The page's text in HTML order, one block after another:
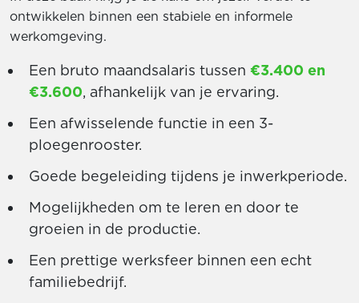
ontwikkelen binnen een stabiele en informele
werkomgeving.
Een bruto maandsalaris tussen €3.400 en
€3.600, afhankelijk van je ervaring.
Een afwisselende functie in een 3-
ploegenrooster.
Goede begeleiding tijdens je inwerkperiode.
Mogelijkheden om te leren en door te
groeien in de productie.
Een prettige werksfeer binnen een echt
familiebedrijf.